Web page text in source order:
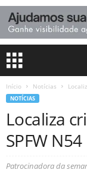
Início Notícias
NOTÍCIAS
Localiza
SPFW N54
Patrocinadora da